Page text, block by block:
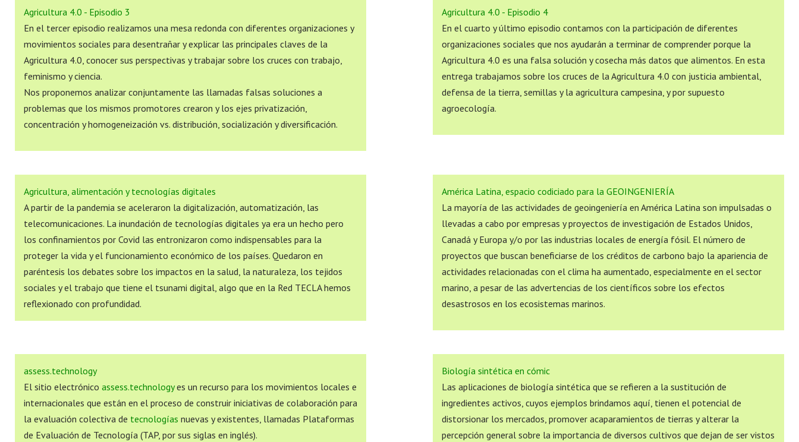
Agricultura 4.0 - Episodio 3
En el tercer episodio realizamos una mesa redonda con diferentes organizaciones y
movimientos sociales para desentrañar y explicar las principales claves de la
Agricultura 4.0, conocer sus perspectivas y trabajar sobre los cruces con trabajo,
feminismo y ciencia.
Nos proponemos analizar conjuntamente las llamadas falsas soluciones a
problemas que los mismos promotores crearon y los ejes privatización,
concentración y homogeneización vs. distribución, socialización y diversificación.
Agricultura 4.0 - Episodio 4
En el cuarto y último episodio contamos con la participación de diferentes
organizaciones sociales que nos ayudarán a terminar de comprender porque la
Agricultura 4.0 es una falsa solución y cosecha más datos que alimentos. En esta
entrega trabajamos sobre los cruces de la Agricultura 4.0 con justicia ambiental,
defensa de la tierra, semillas y la agricultura campesina, y por supuesto
agroecología.
Agricultura, alimentación y tecnologías digitales
A partir de la pandemia se aceleraron la digitalización, automatización, las
telecomunicaciones. La inundación de tecnologías digitales ya era un hecho pero
los confinamientos por Covid las entronizaron como indispensables para la
proteger la vida y el funcionamiento económico de los países. Quedaron en
paréntesis los debates sobre los impactos en la salud, la naturaleza, los tejidos
sociales y el trabajo que tiene el tsunami digital, algo que en la Red TECLA hemos
reflexionado con profundidad.
América Latina, espacio codiciado para la GEOINGENIERÍA
La mayoría de las actividades de geoingeniería en América Latina son impulsadas o
llevadas a cabo por empresas y proyectos de investigación de Estados Unidos,
Canadá y Europa y/o por las industrias locales de energía fósil. El número de
proyectos que buscan beneficiarse de los créditos de carbono bajo la apariencia de
actividades relacionadas con el clima ha aumentado, especialmente en el sector
marino, a pesar de las advertencias de los científicos sobre los efectos
desastrosos en los ecosistemas marinos.
assess.technology
El sitio electrónico assess.technologyes un recurso para los movimientos locales e
internacionales que están en el proceso de construir iniciativas de colaboración para
la evaluación colectiva de tecnologías nuevas y existentes, llamadas Plataformas
de Evaluación de Tecnología (TAP, por sus siglas en inglés).
Biología sintética en cómic
Las aplicaciones de biología sintética que se refieren a la sustitución de
ingredientes activos, cuyos ejemplos brindamos aquí, tienen el potencial de
distorsionar los mercados, promover acaparamientos de tierras y alterar la
percepción general sobre la importancia de diversos cultivos que dejan de ser vistos